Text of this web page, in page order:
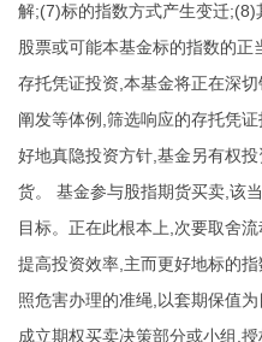
解;(7)标的指数方式产生变迁
股票或可能本基金标的指数的
存托凭证投资,本基金将正在深
阐发等体例,筛选响应的存托凭
好地真隐投资方针,基金另有权
货。 基金参与股指期货买卖,该
目标。正在此根本上,次要取舍
提高投资效率,主而更好地标的
照危害办理的准绳,以套期保值
成立期权买卖决策部分或小组,